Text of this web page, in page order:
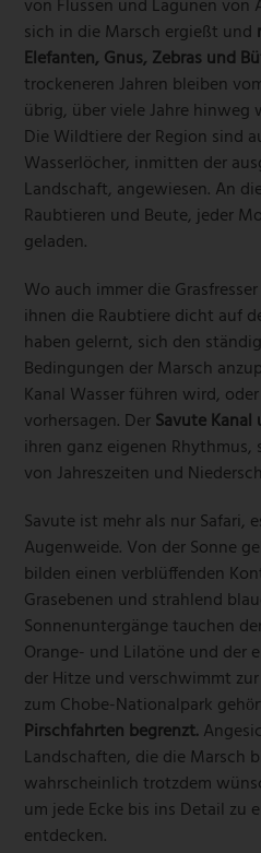
von Flüssen und Lagunen von
sich in die Marsch ergießt und
Elefanten, Gnus, Zebras und
trockeneren Jahren bleiben
übrig, über viele Jahre hinweg
Die Wildtiere der Region sind
Wasserlöcher, inmitten der
Landschaft, angewiesen. An
Raubtieren und Beute, jeder
geladen.
Wo auch immer die
ihnen die Raubtiere dicht auf
haben gelernt, sich den
Bedingungen der Marsch
Kanal Wasser führen wird,
vorhersagen. DerSavute
ihren ganz eigenen
von Jahreszeiten und
Savute ist mehr als nur Safari,
Augenweide. Von der Sonne
bilden einen verblüffenden
Grasebenen und strahlend
Sonnenuntergänge tauchen
Orange- und Lilatöne und der
der Hitze und verschwimmt
zum Chobe-Nationalpark
Pirschfahrten begrenzt.
Landschaften, die die Marsch
wahrscheinlich trotzdem
um jede Ecke bis ins Detail zu
entdecken.